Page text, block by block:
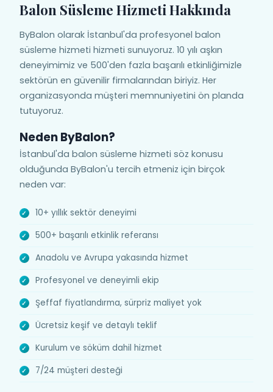
Balon Süsleme Hizmeti Hakkında
ByBalon olarak İstanbul'da profesyonel balon
süsleme hizmeti hizmeti sunuyoruz. 10 yılı aşkın
deneyimimiz ve 500'den fazla başarılı etkinliğimizle
sektörün en güvenilir firmalarından biriyiz. Her
organizasyonda müşteri memnuniyetini ön planda
tutuyoruz.
Neden ByBalon?
İstanbul'da balon süsleme hizmeti söz konusu
olduğunda ByBalon'u tercih etmeniz için birçok
neden var:
10+ yıllık sektör deneyimi
500+ başarılı etkinlik referansı
Anadolu ve Avrupa yakasında hizmet
Profesyonel ve deneyimli ekip
Şeffaf fiyatlandırma, sürpriz maliyet yok
Ücretsiz keşif ve detaylı teklif
Kurulum ve söküm dahil hizmet
7/24 müşteri desteği